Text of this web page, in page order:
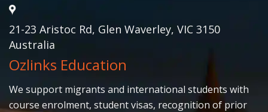
21-23 Aristoc Rd, Glen Waverley, VIC 3150
Australia
Ozlinks Education
We support migrants and international students with
course enrolment, student visas, recognition of prior